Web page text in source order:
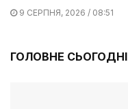
9 СЕРПНЯ, 2026 / 08:51
ГОЛОВНЕ СЬОГОДНІ